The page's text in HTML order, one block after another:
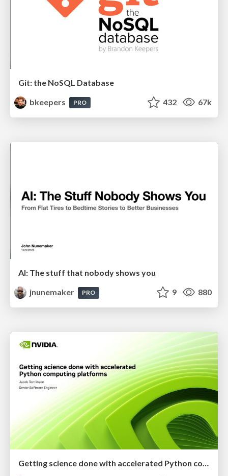
Git: the NoSQL Database
bkeepers
PRO 432 67k
AI: The stuff that nobody shows you
jnunemaker
PRO 9 880
Getting science done with accelerated Python computing platforms